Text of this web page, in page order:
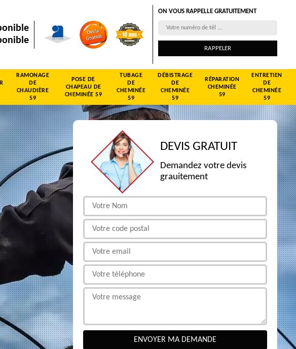
ON VOUS RAPPELLE GRATUITEMENT
RAMONAGE
DE
CHAUDIÈRE
59
POSE DE
CHAPEAU DE
CHEMINÉE 59
TUBAGE
DE
CHEMINÉE
59
DÉBISTRAGE
DE
CHEMINÉE
59
RÉPARATION
CHEMINÉE
59
ENTRETIEN
DE
CHEMINÉE
59
DEVIS GRATUIT
Demandez votre devis
grauitement